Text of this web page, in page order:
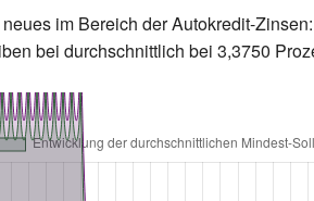
im Bereich der Autokredit-
bei durchschnittlich bei 3,3750